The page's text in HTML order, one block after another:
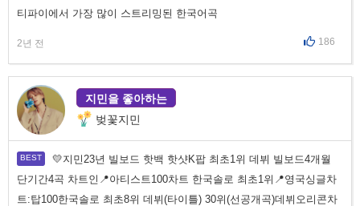
티파이에서 가장 많이 스트리밍된 한국어곡
2년 전 186
지민을 좋아하는
벚꽃지민
💛지민23년 빌보드 핫백 핫샷K팝 최초1위 데뷔 빌보드4개월
단기간4곡 차트인📍아티스트100차트 한국솔로 최초1위📍영국싱글차
트:탑100한국솔로 최초8위 데뷔(타이틀) 30위(선공개곡)데뷔오리콘차